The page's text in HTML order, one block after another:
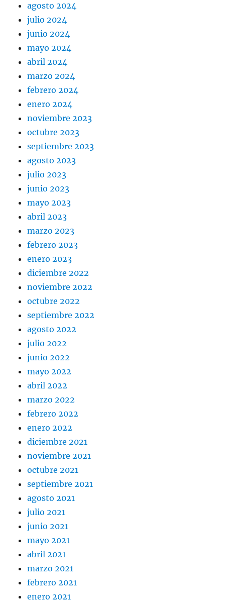
agosto 2024
julio 2024
junio 2024
mayo 2024
abril 2024
marzo 2024
febrero 2024
enero 2024
noviembre 2023
octubre 2023
septiembre 2023
agosto 2023
julio 2023
junio 2023
mayo 2023
abril 2023
marzo 2023
febrero 2023
enero 2023
diciembre 2022
noviembre 2022
octubre 2022
septiembre 2022
agosto 2022
julio 2022
junio 2022
mayo 2022
abril 2022
marzo 2022
febrero 2022
enero 2022
diciembre 2021
noviembre 2021
octubre 2021
septiembre 2021
agosto 2021
julio 2021
junio 2021
mayo 2021
abril 2021
marzo 2021
febrero 2021
enero 2021